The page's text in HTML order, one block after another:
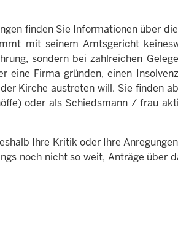
finden Sie Informationen über
mit seinem Amtsgericht
sondern bei zahlreichen
Firma gründen, einen
Kirche austreten will. Sie finden
oder als Schiedsmann / frau
Ihre Kritik oder Ihre
noch nicht so weit, Anträge über